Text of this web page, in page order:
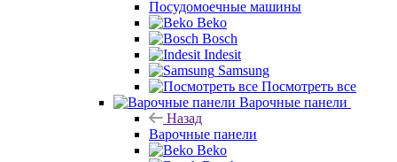
Посудомоечные машины
Beko
Bosch
Indesit
Samsung
Посмотреть все
Варочные панели
Назад
Варочные панели
Beko